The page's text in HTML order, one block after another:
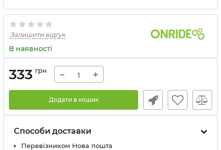
Залишити відгук
В наявності
333 грн − +
Додати в кошик
Способи доставки
Перевізником Нова пошта